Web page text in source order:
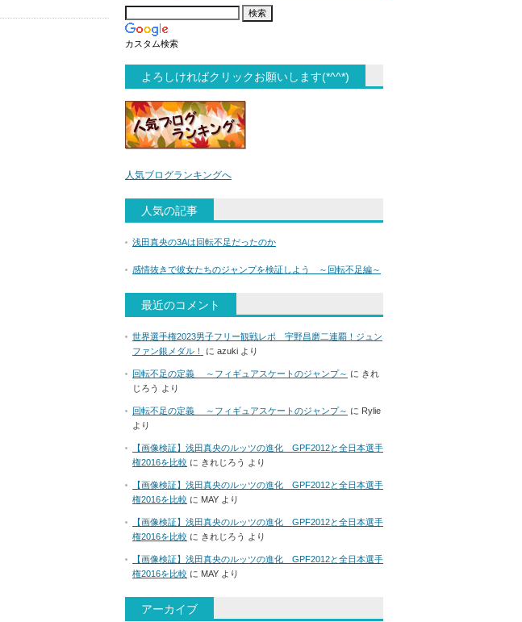
カスタム検索
よろしければクリックお願いします(*^^*)
人気ブログランキングへ
人気の記事
浅田真央の3Aは回転不足だったのか
感情抜きで彼女たちのジャンプを検証しよう ～回転不足編～
最近のコメント
世界選手権2023男子フリー観戦レポ 宇野昌磨二連覇！ジュン
ファン銀メダル！
に azuki より
回転不足の定義 ～フィギュアスケートのジャンプ～ に きれ
じろう
より
回転不足の定義 ～フィギュアスケートのジャンプ～ に Rylie
より
【画像検証】浅田真央のルッツの進化 GPF2012と全日本選手
権2016を比較 に きれじろう より
【画像検証】浅田真央のルッツの進化 GPF2012と全日本選手
権2016を比較 に MAY より
【画像検証】浅田真央のルッツの進化 GPF2012と全日本選手
権2016を比較 に きれじろう より
【画像検証】浅田真央のルッツの進化 GPF2012と全日本選手
権2016を比較 に MAY より
アーカイブ